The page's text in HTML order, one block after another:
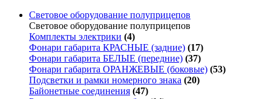
Световое оборудование полуприцепов
Световое оборудование полуприцепов
Комплекты электрики (4)
Фонари габарита КРАСНЫЕ (задние) (17)
Фонари габарита БЕЛЫЕ (передние) (37)
Фонари габарита ОРАНЖЕВЫЕ (боковые) (53)
Подсветки и рамки номерного знака (20)
Байонетные соединения (47)